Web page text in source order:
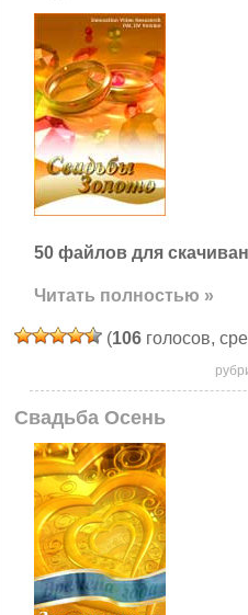
50 файлов для
Читать полностью »
(106 голосов,
Свадьба Осень